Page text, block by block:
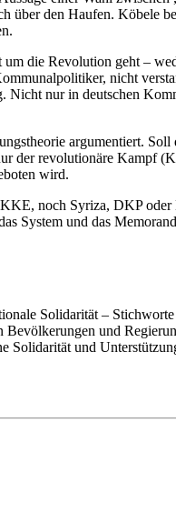
den Haufen. Köbele
die Revolution geht –
nicht
nur in deutschen
argumentiert.
revolutionäre Kampf
wird.
noch Syriza, DKP
System und das
Solidarität –
und
Solidarität und